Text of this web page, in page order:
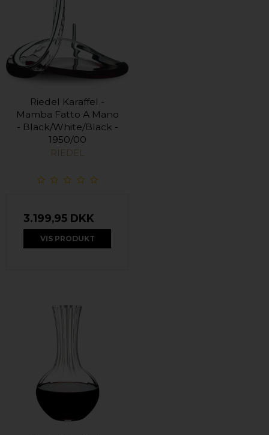
Riedel Karaffel -
Mamba Fatto A Mano
- Black/White/Black -
1950/00
RIEDEL
3.199,95 DKK
VIS PRODUKT